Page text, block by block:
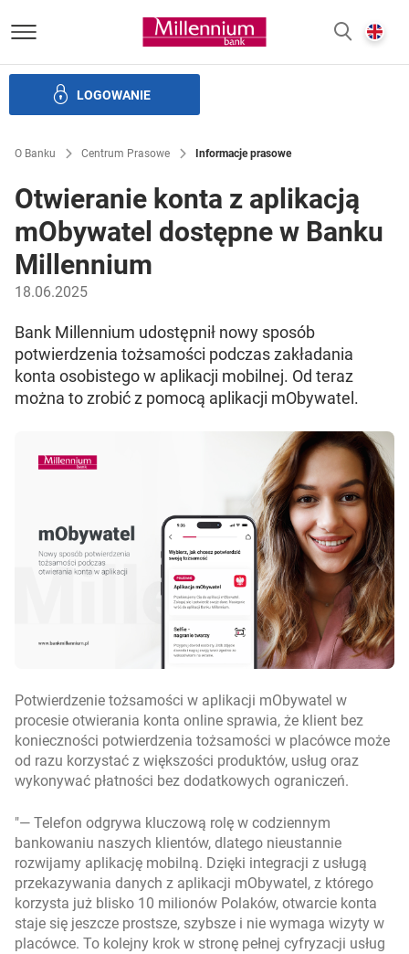
Bank Millennium homepage
LOGOWANIE
O Banku Centrum Prasowe Informacje prasowe
Otwieranie konta z aplikacją
mObywatel dostępne w Banku
Millennium
18.06.2025
Bank Millennium udostępnił nowy sposób
potwierdzenia tożsamości podczas zakładania
konta osobistego w aplikacji mobilnej. Od teraz
można to zrobić z pomocą aplikacji mObywatel.
Potwierdzenie tożsamości w aplikacji mObywatel w
procesie otwierania konta online sprawia, że klient bez
konieczności potwierdzenia tożsamości w placówce może
od razu korzystać z większości produktów, usług oraz
wykonywać płatności bez dodatkowych ograniczeń.
— Telefon odgrywa kluczową rolę w codziennym
bankowaniu naszych klientów, dlatego nieustannie
rozwijamy aplikację mobilną. Dzięki integracji z usługą
przekazywania danych z aplikacji mObywatel, z którego
korzysta już blisko 10 milionów Polaków, otwarcie konta
staje się jeszcze prostsze, szybsze i nie wymaga wizyty w
placówce. To kolejny krok w stronę pełnej cyfryzacji usług